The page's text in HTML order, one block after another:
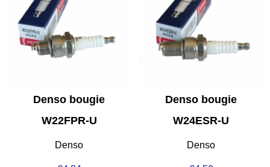
Denso bougie
W22FPR-U
Denso
Denso bougie
W24ESR-U
Denso